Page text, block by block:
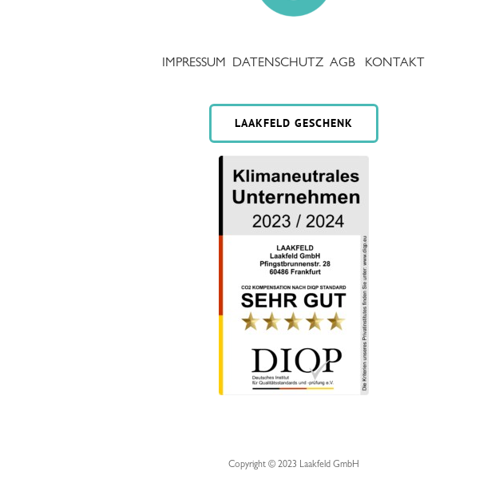
IMPRESSUM DATENSCHUTZ AGB KONTAKT
LAAKFELD GESCHENK
Copyright © 2023 Laakfeld GmbH